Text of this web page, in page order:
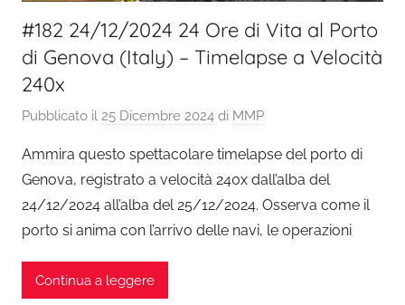
#182 24/12/2024 24 Ore di Vita al Porto
di Genova (Italy) – Timelapse a Velocità
240x
Pubblicato il 25 Dicembre 2024 di MMP
Ammira questo spettacolare timelapse del porto di
Genova, registrato a velocità 240x dall’alba del
24/12/2024 all’alba del 25/12/2024. Osserva come il
porto si anima con l’arrivo delle navi, le operazioni
Continua a leggere